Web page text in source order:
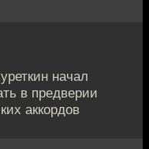
начал
в предверии
аккордов